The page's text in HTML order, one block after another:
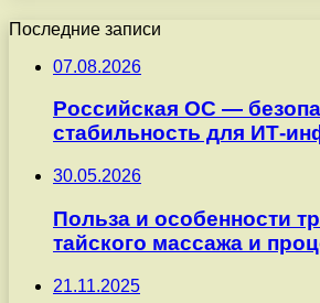
Последние записи
07.08.2026
Российская ОС —
стабильность для ИТ-
30.05.2026
Польза и особенности
тайского массажа и
21.11.2025